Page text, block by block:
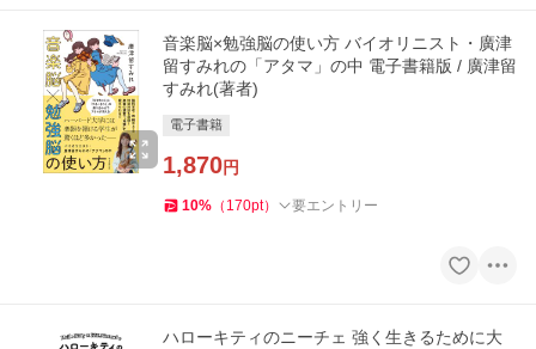
音楽脳×勉強脳の使い方 バイオリニスト・廣津
留すみれの「アタマ」の中 電子書籍版 / 廣津留
すみれ(著者)
電子書籍
1,870円
10% （ 170pt） 要エントリー
ハローキティのニーチェ 強く生きるために大